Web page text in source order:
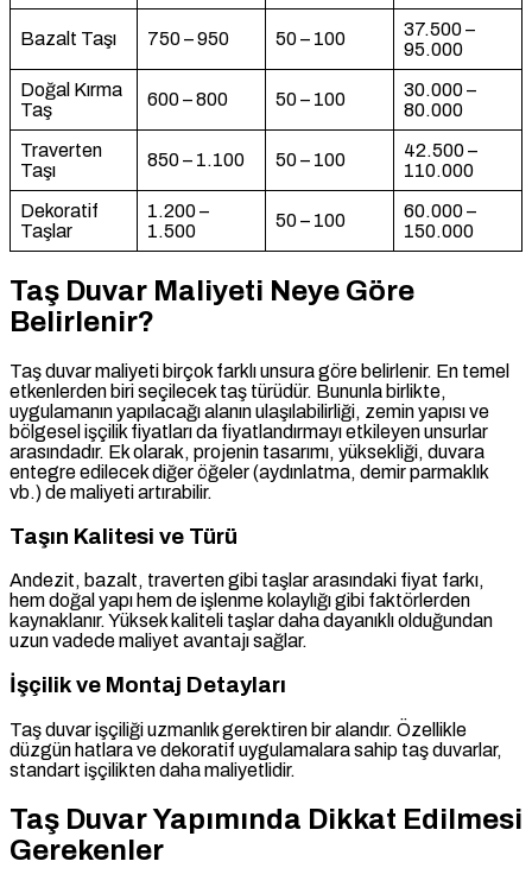
Bazalt Taşı 750 – 950 50 – 100
37.500 –
95.000
Doğal Kırma
Taş
600 – 800 50 – 100
30.000 –
80.000
Traverten
Taşı
850 – 1.100 50 – 100
42.500 –
110.000
Dekoratif
Taşlar
1.200 –
1.500
50 – 100
60.000 –
150.000
Taş Duvar Maliyeti Neye Göre
Belirlenir?
Taş duvar maliyeti birçok farklı unsura göre belirlenir. En temel
etkenlerden biri seçilecek taş türüdür. Bununla birlikte,
uygulamanın yapılacağı alanın ulaşılabilirliği, zemin yapısı ve
bölgesel işçilik fiyatları da fiyatlandırmayı etkileyen unsurlar
arasındadır. Ek olarak, projenin tasarımı, yüksekliği, duvara
entegre edilecek diğer öğeler (aydınlatma, demir parmaklık
vb.) de maliyeti artırabilir.
Taşın Kalitesi ve Türü
Andezit, bazalt, traverten gibi taşlar arasındaki fiyat farkı,
hem doğal yapı hem de işlenme kolaylığı gibi faktörlerden
kaynaklanır. Yüksek kaliteli taşlar daha dayanıklı olduğundan
uzun vadede maliyet avantajı sağlar.
İşçilik ve Montaj Detayları
Taş duvar işçiliği uzmanlık gerektiren bir alandır. Özellikle
düzgün hatlara ve dekoratif uygulamalara sahip taş duvarlar,
standart işçilikten daha maliyetlidir.
Taş Duvar Yapımında Dikkat Edilmesi
Gerekenler